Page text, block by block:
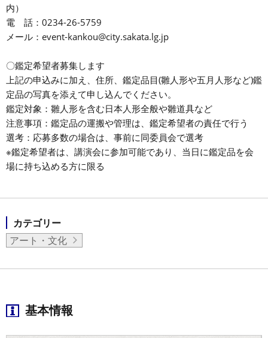
内）
電 話：0234-26-5759
メール：event-kankou@city.sakata.lg.jp
〇鑑定希望者募集します
上記の申込みに加え、住所、鑑定品目(雛人形や五月人形など)鑑
定品の写真を添えて申し込んでください。
鑑定対象：雛人形を含む日本人形全般や雛道具など
注意事項：鑑定品の運搬や管理は、鑑定希望者の責任で行う
選考：応募多数の場合は、事前に同委員会で選考
※鑑定希望者は、講演会に参加可能であり、当日に鑑定品を会
場に持ち込める方に限る
カテゴリー
アート・文化
基本情報